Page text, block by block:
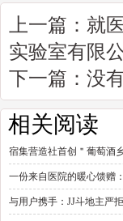
上一篇： 就
实验室有限
下一篇：没
相关阅读
宿集营造社首创＂葡萄酒
一份来自医院的暖心馈赠
与用户携手：JJ斗地主严